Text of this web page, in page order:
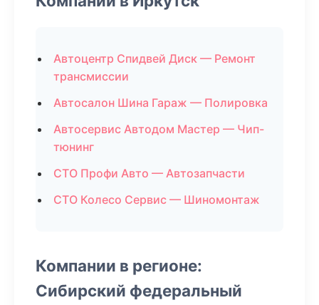
Автоцентр Спидвей Диск — Ремонт
трансмиссии
Автосалон Шина Гараж — Полировка
Автосервис Автодом Мастер — Чип-
тюнинг
СТО Профи Авто — Автозапчасти
СТО Колесо Сервис — Шиномонтаж
Компании в регионе:
Сибирский федеральный